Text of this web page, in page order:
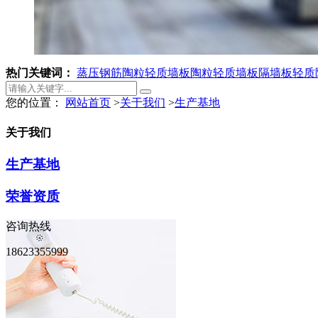
热门关键词： 蒸压钢筋陶粒轻质墙板 陶粒轻质墙板 隔墙板轻质
您的位置： 网站首页 >关于我们 >生产基地
关于我们
生产基地
荣誉资质
咨询热线
18623355999